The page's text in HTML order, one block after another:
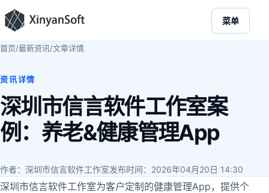
菜单
首页/最新资讯/文章详情
资讯详情
深圳市信言软件工作室案
例：养老&健康管理App
作者：深圳市信言软件工作室发布时间：2026年04月20日 14:30
深圳市信言软件工作室为客户定制的健康管理App，提供个